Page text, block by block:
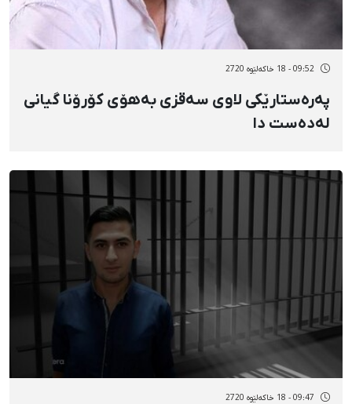
09:52 - 18 خاکەلێوه 2720
پەرەستارێکی لاوی سەقزی بەهۆی کۆرۆنا گیانی
لەدەست دا
09:47 - 18 خاکەلێوه 2720